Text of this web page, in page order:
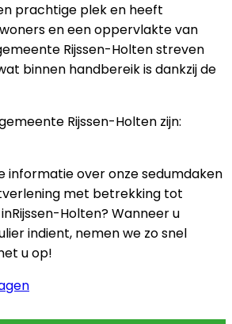
prachtige plek en heeft
en een oppervlakte van
Rijssen-Holten streven
binnen handbereik is dankzij de
Rijssen-Holten zijn:
informatie over onze sedumdaken
met betrekking tot
Holten? Wanneer u
indient, nemen we zo snel
u op!